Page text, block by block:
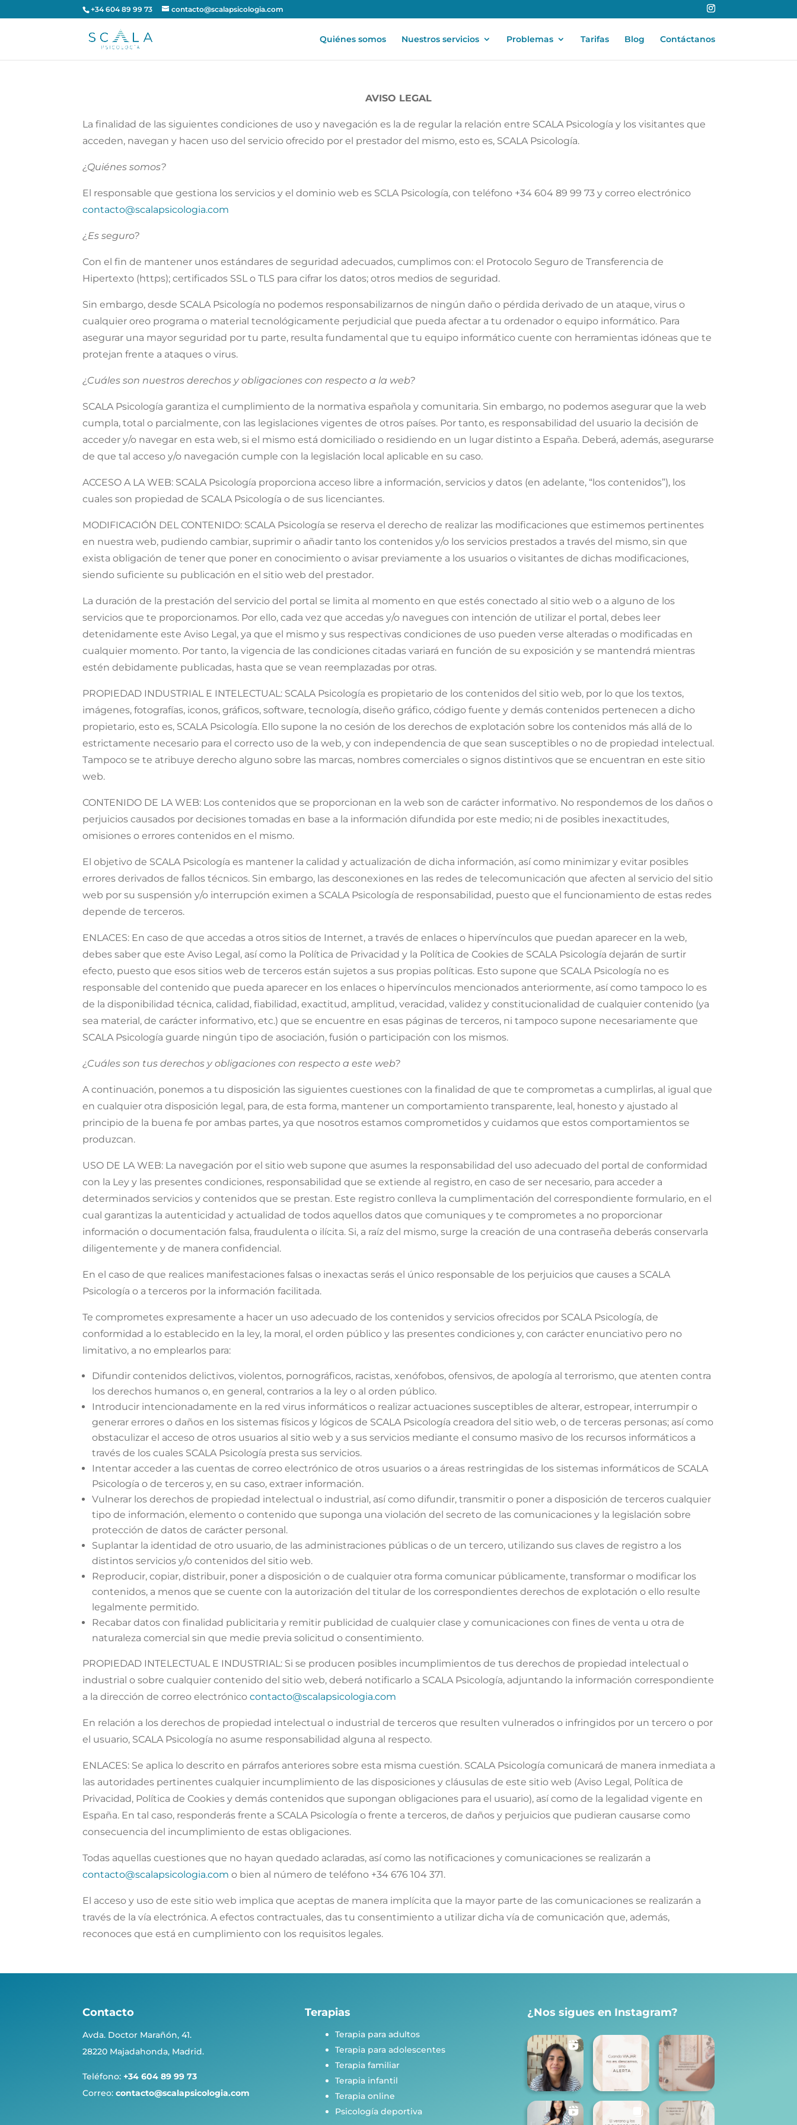
+34 604 89 99 73 contacto@scalapsicologia.com
Quiénes somos Nuestros servicios Problemas Tarifas Blog Contáctanos
AVISO LEGAL
La finalidad de las siguientes condiciones de uso y navegación es la de regular la relación entre SCALA Psicología y los visitantes que
acceden, navegan y hacen uso del servicio ofrecido por el prestador del mismo, esto es, SCALA Psicología.
¿Quiénes somos?
El responsable que gestiona los servicios y el dominio web es SCLA Psicología, con teléfono +34 604 89 99 73 y correo electrónico
contacto@scalapsicologia.com
¿Es seguro?
Con el fin de mantener unos estándares de seguridad adecuados, cumplimos con: el Protocolo Seguro de Transferencia de
Hipertexto (https); certificados SSL o TLS para cifrar los datos; otros medios de seguridad.
Sin embargo, desde SCALA Psicología no podemos responsabilizarnos de ningún daño o pérdida derivado de un ataque, virus o
cualquier oreo programa o material tecnológicamente perjudicial que pueda afectar a tu ordenador o equipo informático. Para
asegurar una mayor seguridad por tu parte, resulta fundamental que tu equipo informático cuente con herramientas idóneas que te
protejan frente a ataques o virus.
¿Cuáles son nuestros derechos y obligaciones con respecto a la web?
SCALA Psicología garantiza el cumplimiento de la normativa española y comunitaria. Sin embargo, no podemos asegurar que la web
cumpla, total o parcialmente, con las legislaciones vigentes de otros países. Por tanto, es responsabilidad del usuario la decisión de
acceder y/o navegar en esta web, si el mismo está domiciliado o residiendo en un lugar distinto a España. Deberá, además, asegurarse
de que tal acceso y/o navegación cumple con la legislación local aplicable en su caso.
ACCESO A LA WEB: SCALA Psicología proporciona acceso libre a información, servicios y datos (en adelante, “los contenidos”), los
cuales son propiedad de SCALA Psicología o de sus licenciantes.
MODIFICACIÓN DEL CONTENIDO: SCALA Psicología se reserva el derecho de realizar las modificaciones que estimemos pertinentes
en nuestra web, pudiendo cambiar, suprimir o añadir tanto los contenidos y/o los servicios prestados a través del mismo, sin que
exista obligación de tener que poner en conocimiento o avisar previamente a los usuarios o visitantes de dichas modificaciones,
siendo suficiente su publicación en el sitio web del prestador.
La duración de la prestación del servicio del portal se limita al momento en que estés conectado al sitio web o a alguno de los
servicios que te proporcionamos. Por ello, cada vez que accedas y/o navegues con intención de utilizar el portal, debes leer
detenidamente este Aviso Legal, ya que el mismo y sus respectivas condiciones de uso pueden verse alteradas o modificadas en
cualquier momento. Por tanto, la vigencia de las condiciones citadas variará en función de su exposición y se mantendrá mientras
estén debidamente publicadas, hasta que se vean reemplazadas por otras.
PROPIEDAD INDUSTRIAL E INTELECTUAL: SCALA Psicología es propietario de los contenidos del sitio web, por lo que los textos,
imágenes, fotografías, iconos, gráficos, software, tecnología, diseño gráfico, código fuente y demás contenidos pertenecen a dicho
propietario, esto es, SCALA Psicología. Ello supone la no cesión de los derechos de explotación sobre los contenidos más allá de lo
estrictamente necesario para el correcto uso de la web, y con independencia de que sean susceptibles o no de propiedad intelectual.
Tampoco se te atribuye derecho alguno sobre las marcas, nombres comerciales o signos distintivos que se encuentran en este sitio
web.
CONTENIDO DE LA WEB: Los contenidos que se proporcionan en la web son de carácter informativo. No respondemos de los daños o
perjuicios causados por decisiones tomadas en base a la información difundida por este medio; ni de posibles inexactitudes,
omisiones o errores contenidos en el mismo.
El objetivo de SCALA Psicología es mantener la calidad y actualización de dicha información, así como minimizar y evitar posibles
errores derivados de fallos técnicos. Sin embargo, las desconexiones en las redes de telecomunicación que afecten al servicio del sitio
web por su suspensión y/o interrupción eximen a SCALA Psicología de responsabilidad, puesto que el funcionamiento de estas redes
depende de terceros.
ENLACES: En caso de que accedas a otros sitios de Internet, a través de enlaces o hipervínculos que puedan aparecer en la web,
debes saber que este Aviso Legal, así como la Política de Privacidad y la Política de Cookies de SCALA Psicología dejarán de surtir
efecto, puesto que esos sitios web de terceros están sujetos a sus propias políticas. Esto supone que SCALA Psicología no es
responsable del contenido que pueda aparecer en los enlaces o hipervínculos mencionados anteriormente, así como tampoco lo es
de la disponibilidad técnica, calidad, fiabilidad, exactitud, amplitud, veracidad, validez y constitucionalidad de cualquier contenido (ya
sea material, de carácter informativo, etc.) que se encuentre en esas páginas de terceros, ni tampoco supone necesariamente que
SCALA Psicología guarde ningún tipo de asociación, fusión o participación con los mismos.
¿Cuáles son tus derechos y obligaciones con respecto a este web?
A continuación, ponemos a tu disposición las siguientes cuestiones con la finalidad de que te comprometas a cumplirlas, al igual que
en cualquier otra disposición legal, para, de esta forma, mantener un comportamiento transparente, leal, honesto y ajustado al
principio de la buena fe por ambas partes, ya que nosotros estamos comprometidos y cuidamos que estos comportamientos se
produzcan.
USO DE LA WEB: La navegación por el sitio web supone que asumes la responsabilidad del uso adecuado del portal de conformidad
con la Ley y las presentes condiciones, responsabilidad que se extiende al registro, en caso de ser necesario, para acceder a
determinados servicios y contenidos que se prestan. Este registro conlleva la cumplimentación del correspondiente formulario, en el
cual garantizas la autenticidad y actualidad de todos aquellos datos que comuniques y te comprometes a no proporcionar
información o documentación falsa, fraudulenta o ilícita. Si, a raíz del mismo, surge la creación de una contraseña deberás conservarla
diligentemente y de manera confidencial.
En el caso de que realices manifestaciones falsas o inexactas serás el único responsable de los perjuicios que causes a SCALA
Psicología o a terceros por la información facilitada.
Te comprometes expresamente a hacer un uso adecuado de los contenidos y servicios ofrecidos por SCALA Psicología, de
conformidad a lo establecido en la ley, la moral, el orden público y las presentes condiciones y, con carácter enunciativo pero no
limitativo, a no emplearlos para:
Difundir contenidos delictivos, violentos, pornográficos, racistas, xenófobos, ofensivos, de apología al terrorismo, que atenten contra
los derechos humanos o, en general, contrarios a la ley o al orden público.
Introducir intencionadamente en la red virus informáticos o realizar actuaciones susceptibles de alterar, estropear, interrumpir o
generar errores o daños en los sistemas físicos y lógicos de SCALA Psicología creadora del sitio web, o de terceras personas; así como
obstaculizar el acceso de otros usuarios al sitio web y a sus servicios mediante el consumo masivo de los recursos informáticos a
través de los cuales SCALA Psicología presta sus servicios.
Intentar acceder a las cuentas de correo electrónico de otros usuarios o a áreas restringidas de los sistemas informáticos de SCALA
Psicología o de terceros y, en su caso, extraer información.
Vulnerar los derechos de propiedad intelectual o industrial, así como difundir, transmitir o poner a disposición de terceros cualquier
tipo de información, elemento o contenido que suponga una violación del secreto de las comunicaciones y la legislación sobre
protección de datos de carácter personal.
Suplantar la identidad de otro usuario, de las administraciones públicas o de un tercero, utilizando sus claves de registro a los
distintos servicios y/o contenidos del sitio web.
Reproducir, copiar, distribuir, poner a disposición o de cualquier otra forma comunicar públicamente, transformar o modificar los
contenidos, a menos que se cuente con la autorización del titular de los correspondientes derechos de explotación o ello resulte
legalmente permitido.
Recabar datos con finalidad publicitaria y remitir publicidad de cualquier clase y comunicaciones con fines de venta u otra de
naturaleza comercial sin que medie previa solicitud o consentimiento.
PROPIEDAD INTELECTUAL E INDUSTRIAL: Si se producen posibles incumplimientos de tus derechos de propiedad intelectual o
industrial o sobre cualquier contenido del sitio web, deberá notificarlo a SCALA Psicología, adjuntando la información correspondiente
a la dirección de correo electrónico contacto@scalapsicologia.com
En relación a los derechos de propiedad intelectual o industrial de terceros que resulten vulnerados o infringidos por un tercero o por
el usuario, SCALA Psicología no asume responsabilidad alguna al respecto.
ENLACES: Se aplica lo descrito en párrafos anteriores sobre esta misma cuestión. SCALA Psicología comunicará de manera inmediata a
las autoridades pertinentes cualquier incumplimiento de las disposiciones y cláusulas de este sitio web (Aviso Legal, Política de
Privacidad, Política de Cookies y demás contenidos que supongan obligaciones para el usuario), así como de la legalidad vigente en
España. En tal caso, responderás frente a SCALA Psicología o frente a terceros, de daños y perjuicios que pudieran causarse como
consecuencia del incumplimiento de estas obligaciones.
Todas aquellas cuestiones que no hayan quedado aclaradas, así como las notificaciones y comunicaciones se realizarán a
contacto@scalapsicologia.com o bien al número de teléfono +34 676 104 371.
El acceso y uso de este sitio web implica que aceptas de manera implícita que la mayor parte de las comunicaciones se realizarán a
través de la vía electrónica. A efectos contractuales, das tu consentimiento a utilizar dicha vía de comunicación que, además,
reconoces que está en cumplimiento con los requisitos legales.
Contacto
Avda. Doctor Marañón, 41.
28220 Majadahonda, Madrid.
Teléfono: +34 604 89 99 73
Correo: contacto@scalapsicologia.com
Terapias
Terapia para adultos
Terapia para adolescentes
Terapia familiar
Terapia infantil
Terapia online
Psicología deportiva
¿Nos sigues en Instagram?